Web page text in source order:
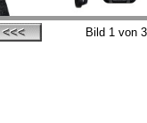
Bild 1 von 3